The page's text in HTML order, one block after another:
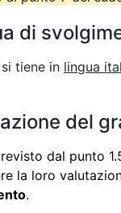
di
tiene in lingua
del
dal punto
la loro
.